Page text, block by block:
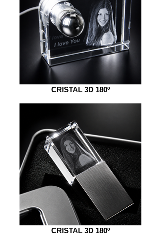
CRISTAL 3D 180º
CRISTAL 3D 180º